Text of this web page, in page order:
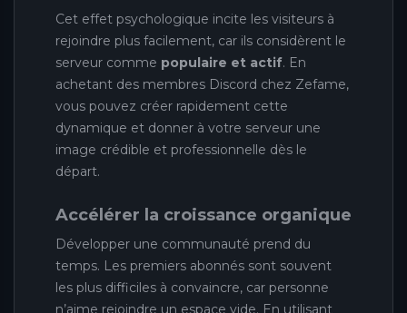
Cet effet psychologique incite les visiteurs à
rejoindre plus facilement, car ils considèrent le
serveur comme populaire et actif. En
achetant des membres Discord chez Zefame,
vous pouvez créer rapidement cette
dynamique et donner à votre serveur une
image crédible et professionnelle dès le
départ.
Accélérer la croissance organique
Développer une communauté prend du
temps. Les premiers abonnés sont souvent
les plus difficiles à convaincre, car personne
n’aime rejoindre un espace vide. En utilisant